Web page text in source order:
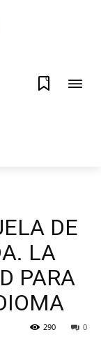
0
DE
LA
PARA
0
290